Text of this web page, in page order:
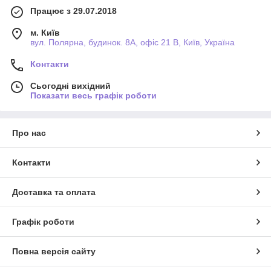
Працює з 29.07.2018
м. Київ
вул. Полярна, будинок. 8А, офіс 21 В, Київ, Україна
Контакти
Сьогодні вихідний
Показати весь графік роботи
Про нас
Контакти
Доставка та оплата
Графік роботи
Повна версія сайту